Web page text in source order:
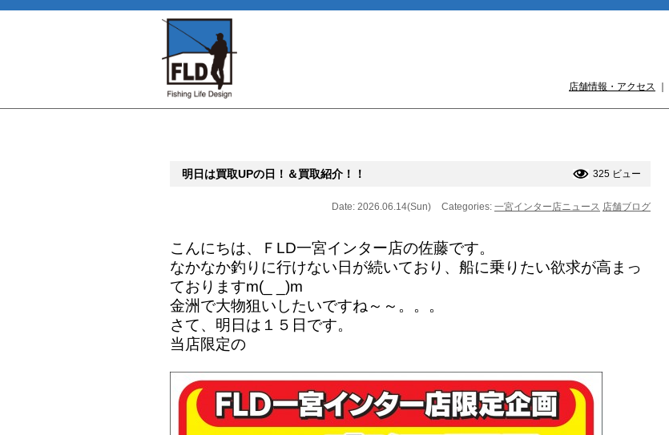
店舗情報・アクセス
明日は買取UPの日！＆買取紹介！！ 325 ビュー
Date: 2026.06.14(Sun) Categories: 一宮インター店ニュース 店舗ブログ
こんにちは、ＦLD一宮インター店の佐藤です。
なかなか釣りに行けない日が続いており、船に乗りたい欲求が高まっ
ておりますm(_ _)m
金洲で大物狙いしたいですね～～。。。
さて、明日は１５日です。
当店限定の